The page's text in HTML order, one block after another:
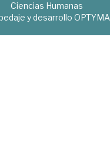
Ciencias Humanas
y desarrollo OPTYMA